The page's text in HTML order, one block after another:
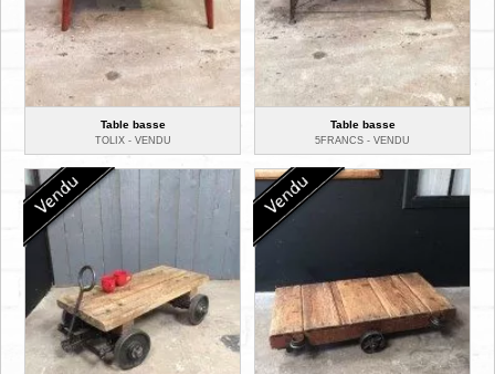
Table basse
TOLIX - VENDU
Table basse
5FRANCS - VENDU